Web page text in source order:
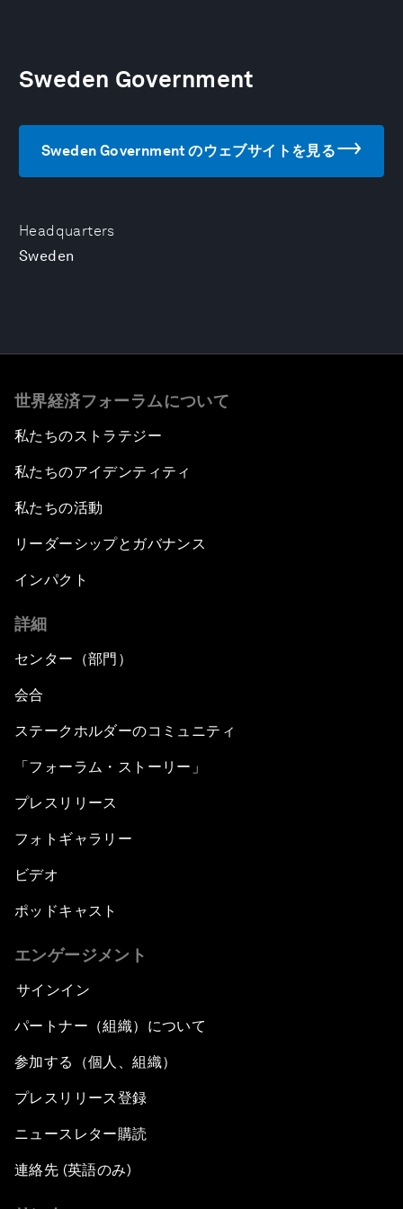
Headquarters
Sweden
Sweden Government
Sweden Government のウェブサイトを見る
世界経済フォーラムについて
私たちのストラテジー
私たちのアイデンティティ
私たちの活動
リーダーシップとガバナンス
インパクト
詳細
センター（部門）
会合
ステークホルダーのコミュニティ
「フォーラム・ストーリー」
プレスリリース
フォトギャラリー
ビデオ
ポッドキャスト
エンゲージメント
サインイン
パートナー（組織）について
参加する（個人、組織）
プレスリリース登録
ニュースレター購読
連絡先 (英語のみ)